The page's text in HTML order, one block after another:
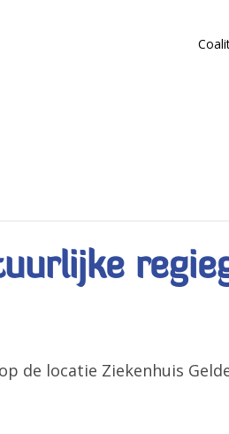
de locatie Ziekenhuis